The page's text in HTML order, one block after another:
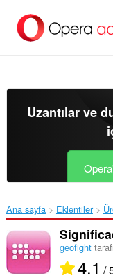
içeriğe
Uzantılar ve
Ana sayfa Eklentiler
geofight
4.1 /